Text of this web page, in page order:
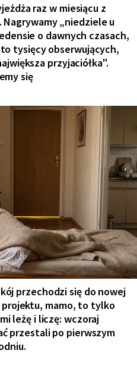
raz w miesiącu z
„niedziele u
o dawnych czasach,
tysięcy obserwujących,
przyjaciółka".
się
przechodzi się do nowej
projektu, mamo, to tylko
leżę i liczę: wczoraj
przestali po pierwszym